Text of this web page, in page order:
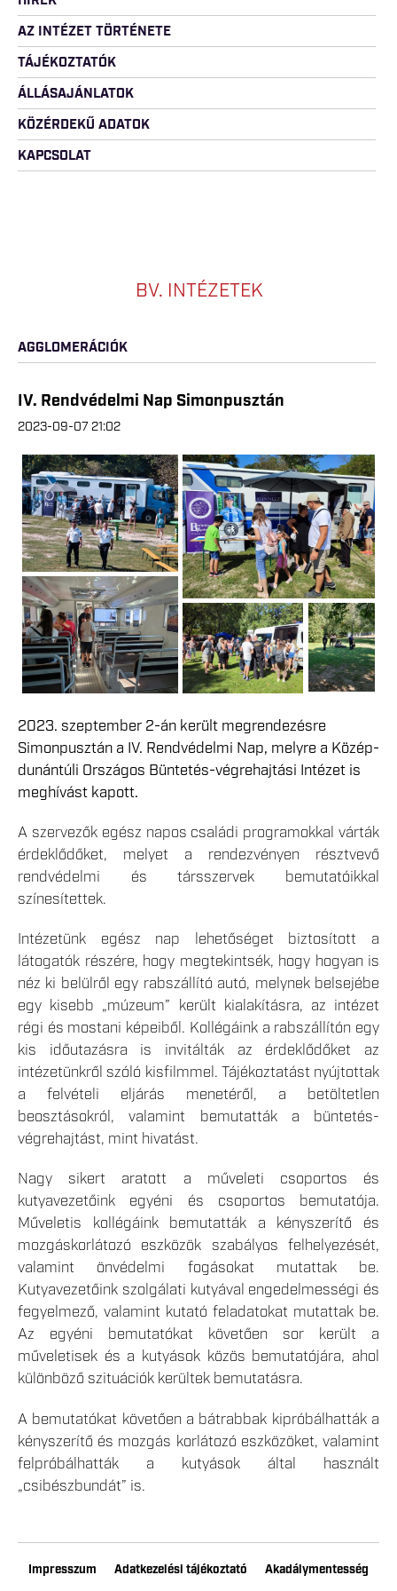
AZ INTÉZET TÖRTÉNETE
TÁJÉKOZTATÓK
ÁLLÁSAJÁNLATOK
KÖZÉRDEKŰ ADATOK
KAPCSOLAT
BV. INTÉZETEK
AGGLOMERÁCIÓK
IV. Rendvédelmi Nap Simonpusztán
2023-09-07 21:02
2023. szeptember 2-án került megrendezésre
Simonpusztán a IV. Rendvédelmi Nap, melyre a Közép-
dunántúli Országos Büntetés-végrehajtási Intézet is
meghívást kapott.
A szervezők egész napos családi programokkal várták
érdeklődőket, melyet a rendezvényen résztvevő
rendvédelmi és társszervek bemutatóikkal
színesítettek.
Intézetünk egész nap lehetőséget biztosított a
látogatók részére, hogy megtekintsék, hogy hogyan is
néz ki belülről egy rabszállító autó, melynek belsejébe
egy kisebb „múzeum” került kialakításra, az intézet
régi és mostani képeiből. Kollégáink a rabszállítón egy
kis időutazásra is invitálták az érdeklődőket az
intézetünkről szóló kisfilmmel. Tájékoztatást nyújtottak
a felvételi eljárás menetéről, a betöltetlen
beosztásokról, valamint bemutatták a büntetés-
végrehajtást, mint hivatást.
Nagy sikert aratott a műveleti csoportos és
kutyavezetőink egyéni és csoportos bemutatója.
Műveletis kollégáink bemutatták a kényszerítő és
mozgáskorlátozó eszközök szabályos felhelyezését,
valamint önvédelmi fogásokat mutattak be.
Kutyavezetőink szolgálati kutyával engedelmességi és
fegyelmező, valamint kutató feladatokat mutattak be.
Az egyéni bemutatókat követően sor került a
műveletisek és a kutyások közös bemutatójára, ahol
különböző szituációk kerültek bemutatásra.
A bemutatókat követően a bátrabbak kipróbálhatták a
kényszerítő és mozgás korlátozó eszközöket, valamint
felpróbálhatták a kutyások által használt
„csibészbundát” is.
Impresszum Adatkezelési tájékoztató Akadálymentesség